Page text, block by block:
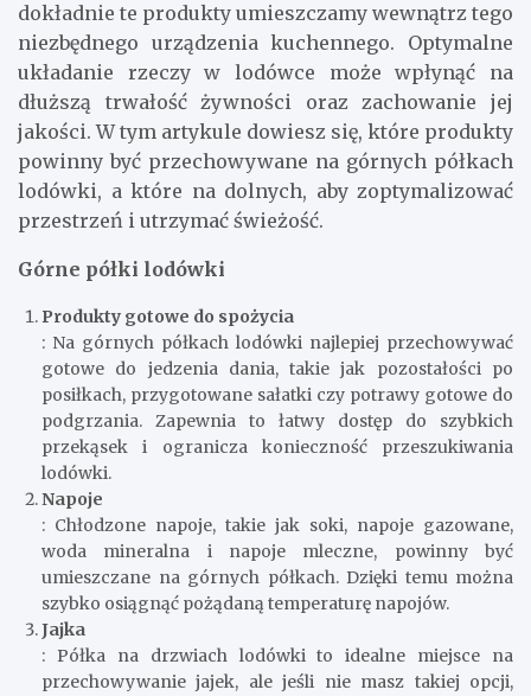
dokładnie te produkty umieszczamy wewnątrz tego
niezbędnego urządzenia kuchennego. Optymalne
układanie rzeczy w lodówce może wpłynąć na
dłuższą trwałość żywności oraz zachowanie jej
jakości. W tym artykule dowiesz się, które produkty
powinny być przechowywane na górnych półkach
lodówki, a które na dolnych, aby zoptymalizować
przestrzeń i utrzymać świeżość.
Górne półki lodówki
Produkty gotowe do spożycia
: Na górnych półkach lodówki najlepiej przechowywać
gotowe do jedzenia dania, takie jak pozostałości po
posiłkach, przygotowane sałatki czy potrawy gotowe do
podgrzania. Zapewnia to łatwy dostęp do szybkich
przekąsek i ogranicza konieczność przeszukiwania
lodówki.
Napoje
: Chłodzone napoje, takie jak soki, napoje gazowane,
woda mineralna i napoje mleczne, powinny być
umieszczane na górnych półkach. Dzięki temu można
szybko osiągnąć pożądaną temperaturę napojów.
Jajka
: Półka na drzwiach lodówki to idealne miejsce na
przechowywanie jajek, ale jeśli nie masz takiej opcji,